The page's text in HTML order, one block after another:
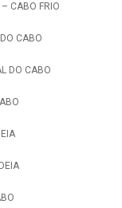
CABO FRIO
CABO
DO CABO